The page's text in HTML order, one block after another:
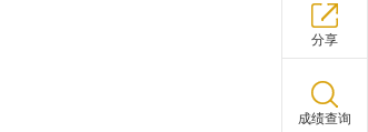
分享
成绩查询